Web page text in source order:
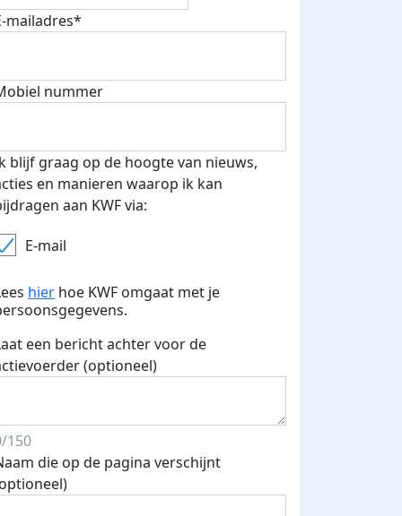
Komt dat zien!
mailadres*
nummer
blijf graag op de hoogte van nieuws,
en manieren waarop ik kan
aan KWF via:
E-mail
hier hoe KWF omgaat met je
een bericht achter voor de
(optioneel)
150
die op de pagina verschijnt